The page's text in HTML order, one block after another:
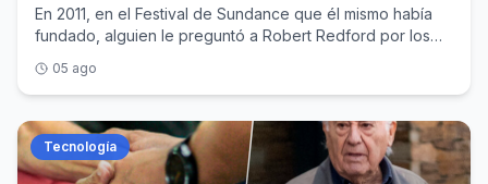
En 2011, en el Festival de Sundance que él mismo había
fundado, alguien le preguntó a Robert Redford por los
ver en Movistar+). Contestó que la película ya había dado
lo que tenía que dar en su momento: "Hay algunas
películas que es mejor no rehacer". Y no se quedó ahí:
tenía la misma respuesta para dos clásicos más de su
filmografía, 'Dos hombres y un destino' y 'Tal como
05 ago
Tecnología